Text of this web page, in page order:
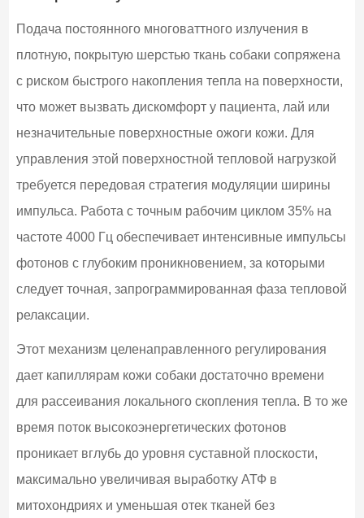
Подача постоянного многоваттного излучения в
плотную, покрытую шерстью ткань собаки сопряжена
с риском быстрого накопления тепла на поверхности,
что может вызвать дискомфорт у пациента, лай или
незначительные поверхностные ожоги кожи. Для
управления этой поверхностной тепловой нагрузкой
требуется передовая стратегия модуляции ширины
импульса. Работа с точным рабочим циклом 35% на
частоте 4000 Гц обеспечивает интенсивные импульсы
фотонов с глубоким проникновением, за которыми
следует точная, запрограммированная фаза тепловой
релаксации.
Этот механизм целенаправленного регулирования
дает капиллярам кожи собаки достаточно времени
для рассеивания локального скопления тепла. В то же
время поток высокоэнергетических фотонов
проникает вглубь до уровня суставной плоскости,
максимально увеличивая выработку АТФ в
митохондриях и уменьшая отек тканей без